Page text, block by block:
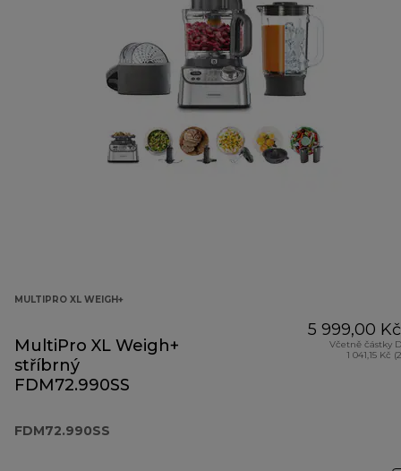
MULTIPRO XL WEIGH+
MultiPro XL Weigh+
stříbrný
FDM72.990SS
FDM72.990SS
5 999,00 Kč
Včetně částky
1 041,15 Kč